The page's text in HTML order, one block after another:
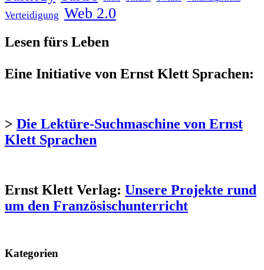
Verteidigung Web 2.0
Lesen fürs Leben
Eine Initiative von Ernst Klett Sprachen:
> Die Lektüre-Suchmaschine von Ernst
Klett Sprachen
Ernst Klett Verlag: Unsere Projekte rund
um den Französischunterricht
Kategorien